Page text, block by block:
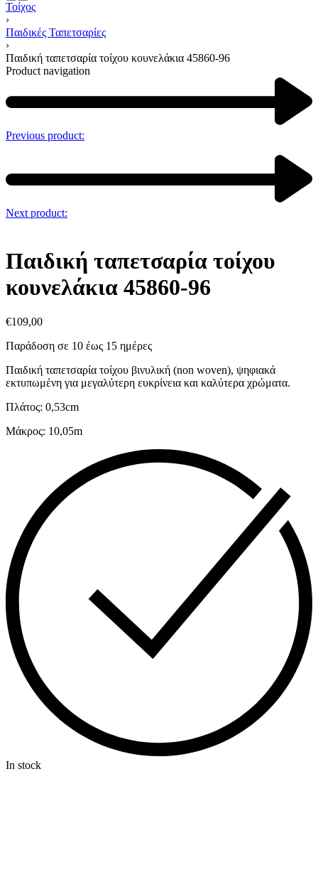
Τοίχος
›
Παιδικές Ταπετσαρίες
›
Παιδική ταπετσαρία τοίχου κουνελάκια 45860-96
Product navigation
Previous product:
Next product:
Παιδική ταπετσαρία τοίχου
κουνελάκια 45860-96
€109,00
Παράδοση σε 10 έως 15 ημέρες
Παιδική ταπετσαρία τοίχου βινυλική (non woven), ψηφιακά
εκτυπωμένη για μεγαλύτερη ευκρίνεια και καλύτερα χρώματα.
Πλάτος: 0,53cm
Μάκρος: 10,05m
In stock